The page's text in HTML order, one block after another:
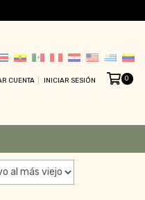
CUENTA INICIAR SESIÓN 0